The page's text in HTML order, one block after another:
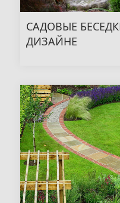
САДОВЫЕ
ДИЗАЙНЕ